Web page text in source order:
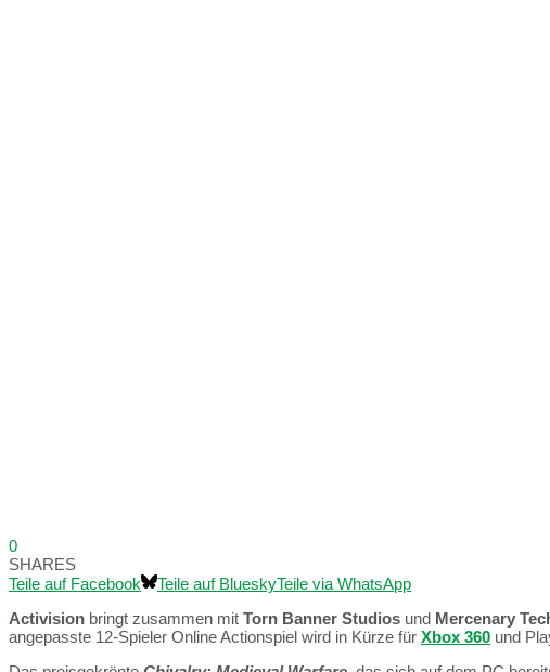
0
SHARES
Teile auf Facebook
Teile auf BlueskyTeile via WhatsApp
Activision bringt zusammen mit Torn Banner Studios und Mercenary
angepasste 12-Spieler Online Actionspiel wird in Kürze für Xbox 360 und